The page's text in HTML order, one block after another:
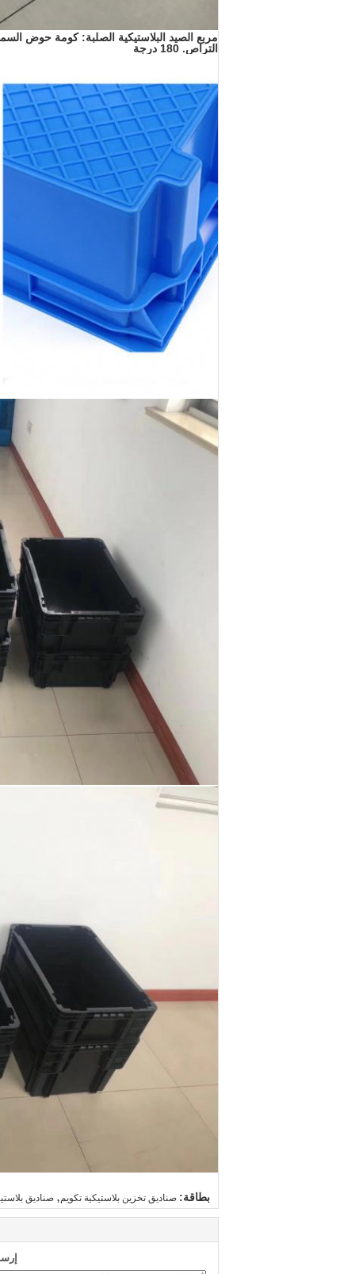
مربع الصيد البلاستيكية الصلبة: كومة حوض
التراص. 180 درجة
بطاقة: صناديق تخزين بلاستيكية تكويم, صناديق